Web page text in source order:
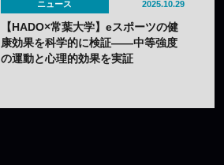
ニュース 2025.10.29
【HADO×常葉大学】eスポーツの健
康効果を科学的に検証——中等強度
の運動と心理的効果を実証